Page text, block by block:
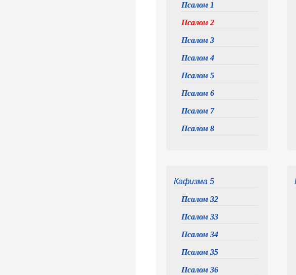
Псалом 1
Псалом 2
Псалом 3
Псалом 4
Псалом 5
Псалом 6
Псалом 7
Псалом 8
Кафизма 5
Псалом 32
Псалом 33
Псалом 34
Псалом 35
Псалом 36